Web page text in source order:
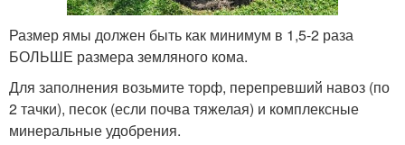
Размер ямы должен быть как минимум в 1,5-2 раза
БОЛЬШЕ размера земляного кома.
Для заполнения возьмите торф, перепревший навоз (по
2 тачки), песок (если почва тяжелая) и комплексные
минеральные удобрения.